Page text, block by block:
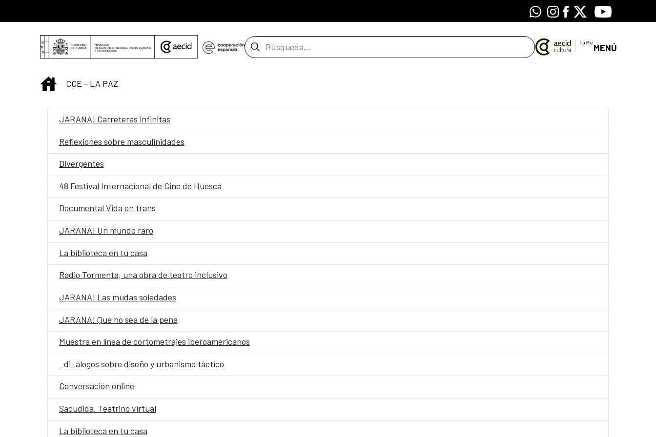
WhatsappInstagram
Facebook
X Youtube
Barra de búsqueda MENÚ
INICIO
CCE - LA PAZ
JARANA! Carreteras infinitas
Reflexiones sobre masculinidades
Divergentes
48 Festival Internacional de Cine de Huesca
Documental Vida en trans
JARANA! Un mundo raro
La biblioteca en tu casa
Radio Tormenta, una obra de teatro inclusivo
JARANA! Las mudas soledades
JARANA! Que no sea de la pena
Muestra en línea de cortometrajes iberoamericanos
_di_álogos sobre diseño y urbanismo táctico
Conversación online
Sacudida. Teatrino virtual
La biblioteca en tu casa